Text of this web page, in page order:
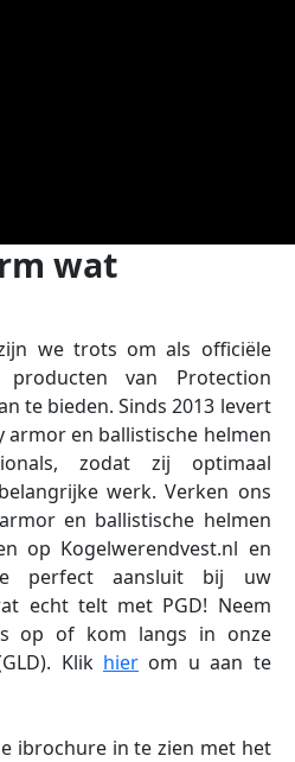
wat
we trots om als officiële
producten van Protection
te bieden. Sinds 2013 levert
armor en ballistische helmen
zodat zij optimaal
werk. Verken ons
en ballistische helmen
op Kogelwerendvest.nl en
perfect aansluit bij uw
echt telt met PGD! Neem
op of kom langs in onze
Klik hierom u aan te
ibrochure in te zien met het